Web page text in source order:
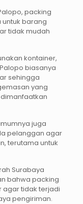
packing
barang
tidak mudah
kontainer,
biasanya
sehingga
yang
juga
pelanggan agar
terutama untuk
Surabaya
bahwa packing
agar tidak terjadi
pengiriman.